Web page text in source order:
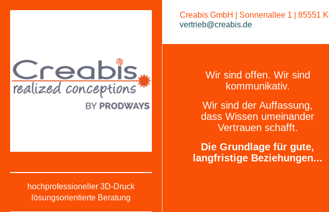
hochprofessioneller 3D-Druck
lösungsorientierte Beratung
Creabis GmbH | Sonnenallee 1 | 85551
vertrieb@creabis.de
Wir sind offen. Wir sind
kommunikativ.
Wir sind der Auffassung,
dass Wissen umeinander
Vertrauen schafft.
Die Grundlage für gute,
langfristige Beziehungen...